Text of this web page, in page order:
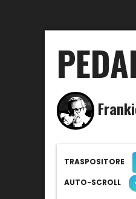
TRASPOSITORE
AUTO-SCROLL